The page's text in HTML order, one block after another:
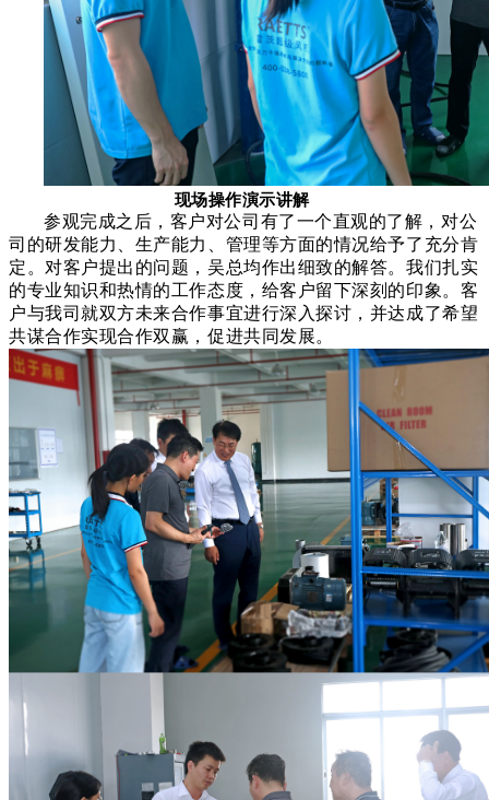
现场操作演示讲解
参观完成之后，客户对公司有了一个直观的了解，对公
司的研发能力、生产能力、管理等方面的情况给予了充分肯
定。对客户提出的问题，吴总均作出细致的解答。我们扎实
的专业知识和热情的工作态度，给客户留下深刻的印象。客
户与我司就双方未来合作事宜进行深入探讨， 并达成了希望
共谋合作实现合作双赢，促进共同发展。